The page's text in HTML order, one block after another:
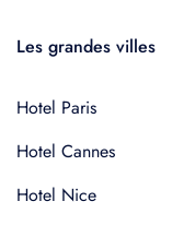
Les grandes villes
Hotel Paris
Hotel Cannes
Hotel Nice